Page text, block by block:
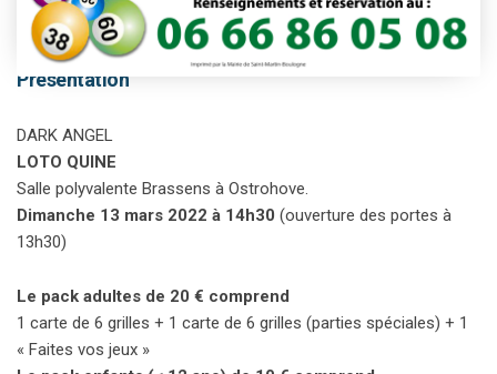
This event has passed.
Présentation
DARK ANGEL
LOTO QUINE
Salle polyvalente Brassens à Ostrohove.
Dimanche 13 mars 2022 à 14h30 (ouverture des portes à
13h30)
Le pack adultes de 20 € comprend
1 carte de 6 grilles + 1 carte de 6 grilles (parties spéciales) + 1
« Faites vos jeux »